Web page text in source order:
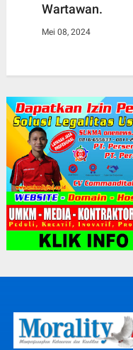
Wartawan.
Mei 08, 2024